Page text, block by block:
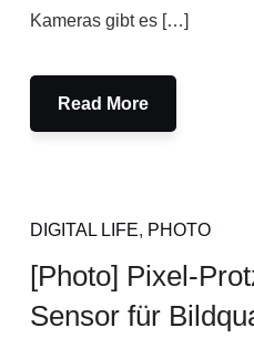
Kameras gibt es […]
Read More
DIGITAL LIFE, PHOTO
[Photo] Pixel-
Sensor für